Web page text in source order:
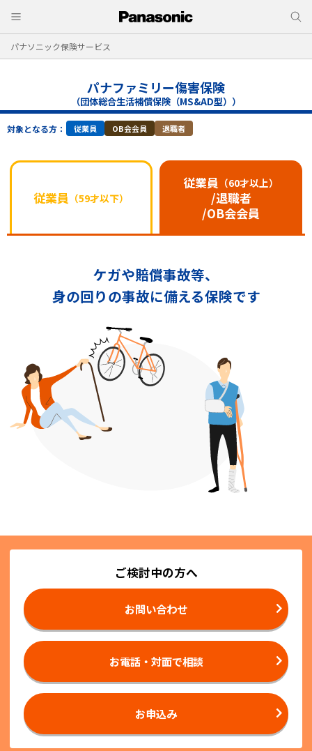
パナソニック保険サービス
パナファミリー傷害保険
（団体総合生活補償保険（MS&AD型））
対象となる方： 従業員 OB会会員 退職者
従業員 （59才以下）
従業員 （60才以上）
/退職者
/OB会会員
ケガや賠償事故等、
身の回りの事故に備える保険です
ご検討中の方へ
お問い合わせ
お電話・対面で相談
お申込み